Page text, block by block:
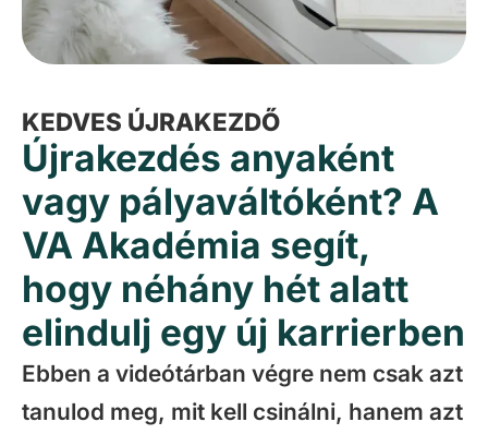
KEDVES ÚJRAKEZDŐ
Újrakezdés anyaként
vagy pályaváltóként? A
VA Akadémia segít,
hogy néhány hét alatt
elindulj egy új karrierben
Ebben a videótárban végre nem csak azt
tanulod meg, mit kell csinálni, hanem azt